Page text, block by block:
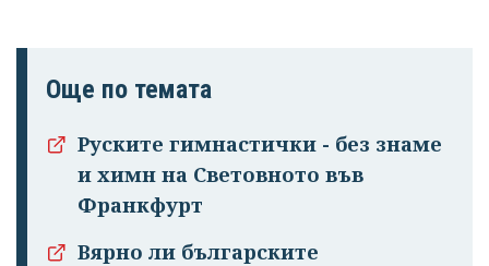
Още по темата
Руските гимнастички - без знаме
и химн на Световното във
Франкфурт
Вярно ли българските